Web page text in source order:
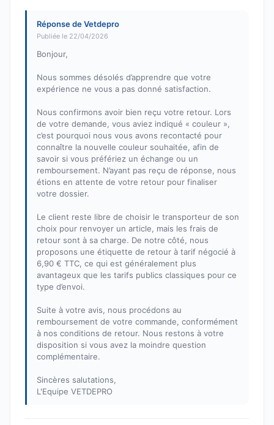
Réponse de Vetdepro
Publiée le 22/04/2026
Bonjour,
Nous sommes désolés d’apprendre que votre
expérience ne vous a pas donné satisfaction.
Nous confirmons avoir bien reçu votre retour. Lors
de votre demande, vous aviez indiqué « couleur »,
c’est pourquoi nous vous avons recontacté pour
connaître la nouvelle couleur souhaitée, afin de
savoir si vous préfériez un échange ou un
remboursement. N’ayant pas reçu de réponse, nous
étions en attente de votre retour pour finaliser
votre dossier.
Le client reste libre de choisir le transporteur de son
choix pour renvoyer un article, mais les frais de
retour sont à sa charge. De notre côté, nous
proposons une étiquette de retour à tarif négocié à
6,90 € TTC, ce qui est généralement plus
avantageux que les tarifs publics classiques pour ce
type d’envoi.
Suite à votre avis, nous procédons au
remboursement de votre commande, conformément
à nos conditions de retour. Nous restons à votre
disposition si vous avez la moindre question
complémentaire.
Sincères salutations,
L'Equipe VETDEPRO